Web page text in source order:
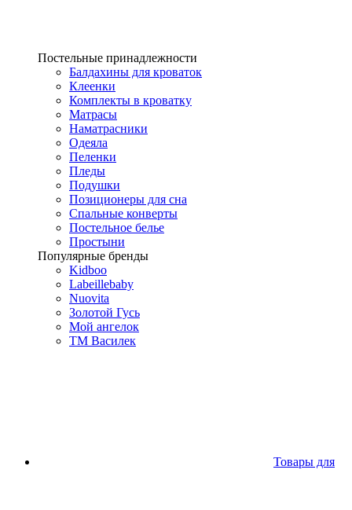
Постельные принадлежности
Балдахины для кроваток
Клеенки
Комплекты в кроватку
Матрасы
Наматрасники
Одеяла
Пеленки
Пледы
Подушки
Позиционеры для сна
Спальные конверты
Постельное белье
Простыни
Популярные бренды
Kidboo
Labeillebaby
Nuovita
Золотой Гусь
Мой ангелок
ТМ Василек
Товары для